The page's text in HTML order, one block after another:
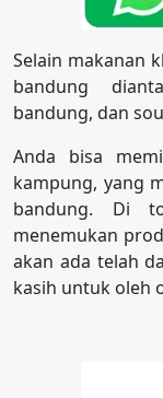
Selain makanan
bandung
bandung, dan
Anda bisa
kampung, yang
bandung. Di
menemukan
akan ada telah
kasih untuk oleh